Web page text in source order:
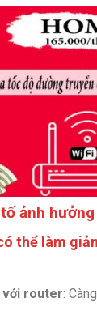
ảnh
thể làm
với router: